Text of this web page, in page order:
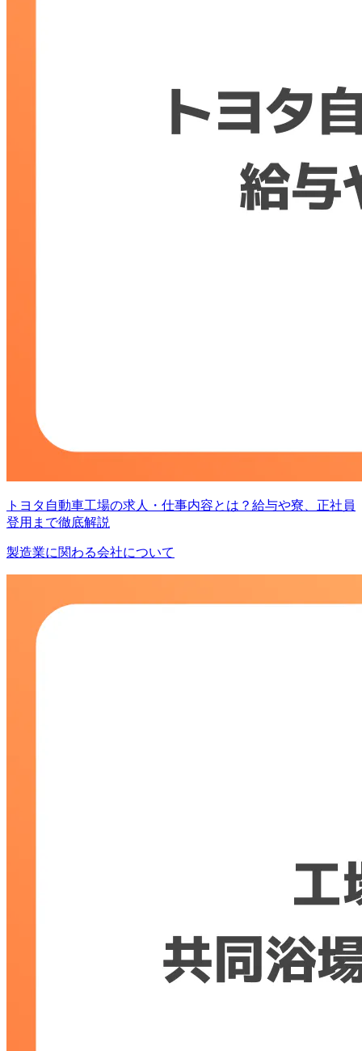
トヨタ自動車工場の求人・仕事内容とは？給与や寮、正社員
登用まで徹底解説
製造業に関わる会社について